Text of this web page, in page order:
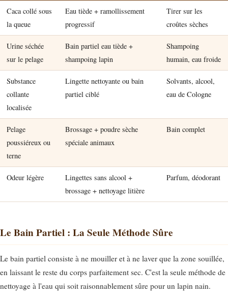
Caca collé sous
la queue
Eau tiède + ramollissement
progressif
Tirer sur les
croûtes sèches
Urine séchée
sur le pelage
Bain partiel eau tiède +
shampoing lapin
Shampoing
humain, eau froide
Substance
collante
localisée
Lingette nettoyante ou bain
partiel ciblé
Solvants, alcool,
eau de Cologne
Pelage
poussiéreux ou
terne
Brossage + poudre sèche
spéciale animaux
Bain complet
Odeur légère
Lingettes sans alcool +
brossage + nettoyage litière
Parfum, déodorant
Le Bain Partiel : La Seule Méthode Sûre
Le bain partiel consiste à ne mouiller et à ne laver que la zone souillée,
en laissant le reste du corps parfaitement sec. C'est la seule méthode de
nettoyage à l'eau qui soit raisonnablement sûre pour un lapin nain.